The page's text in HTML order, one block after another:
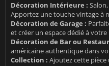
Décoration Intérieure :
Apportez une touche vintage à
Décoration de Garage :
et créer un espace dédié à
Décoration de Bar ou
américaine authentique dans
Collection : Ajoutez cette